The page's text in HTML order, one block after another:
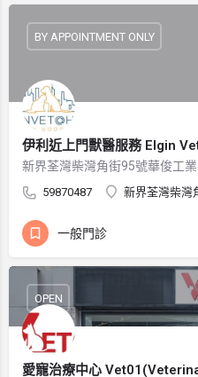
伊利近上門獸醫服務 Elgin
新界荃灣柴灣角街95號華俊工
59870487 新界荃灣柴灣
BY APPOINTMENT ONLY
一般門診
愛寵治療中心
OPEN